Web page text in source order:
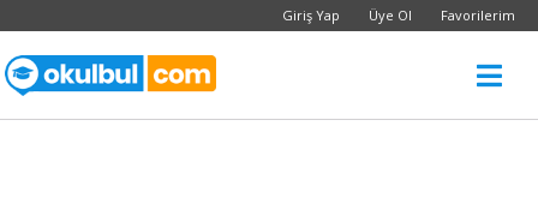
Giriş Yap Üye Ol Favorilerim